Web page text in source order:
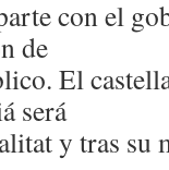
con el
de
El
será
y tras su